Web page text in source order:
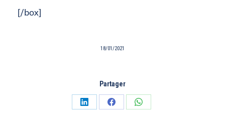
[/box]
18/01/2021
Partager
PartagerPartagerPartager